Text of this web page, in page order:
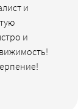
и
и